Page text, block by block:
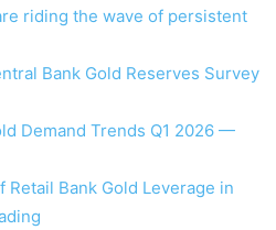
riding the wave of persistent
Bank Gold Reserves Survey
Demand Trends Q1 2026 —
Retail Bank Gold Leverage in